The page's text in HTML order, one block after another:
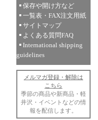
保存や開け方など
一覧表・FAX注文用紙
サイトマップ
よくある質問FAQ
International shipping
guidelines
メルマガ登録・解除は
こちら
季節の商品や新商品・軽
井沢・イベントなどの情
報を配信します。